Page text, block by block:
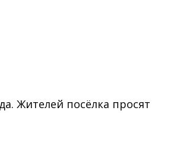
Жителей посёлка просят